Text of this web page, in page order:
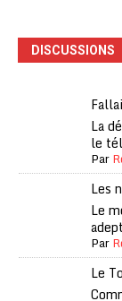
DISCUSSIONS
La
le
Par
Les
Le
Par
Le